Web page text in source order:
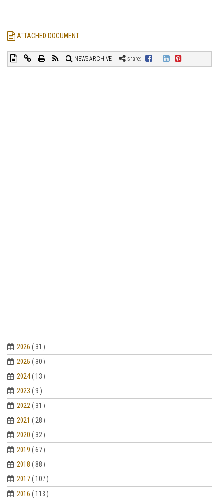
ATTACHED DOCUMENT
NEWS ARCHIVE share:
2026 ( 31 )
2025 ( 30 )
2024( 13 )
2023 ( 9 )
2022 ( 31 )
2021 ( 28 )
2020 ( 32 )
2019 ( 67 )
2018 ( 88 )
2017( 107 )
2016 ( 113 )